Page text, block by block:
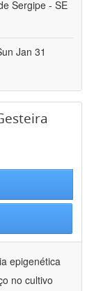
Sergipe - SE
Jan 31
epigenética
no cultivo